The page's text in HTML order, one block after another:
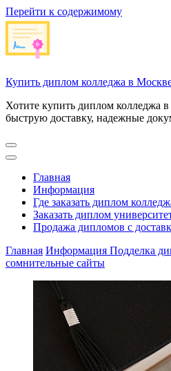
Перейти к содержимому
Купить диплом колледжа в
Хотите купить диплом колледжа
быструю доставку, надежные
Главная
Информация
Где заказать диплом
Заказать диплом
Продажа дипломов с
Главная Информация Подделка
сомнительные сайты